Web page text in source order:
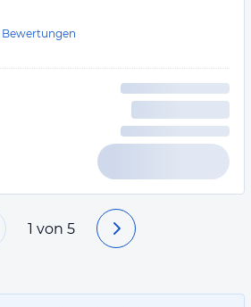
Bewertungen
1 von 5